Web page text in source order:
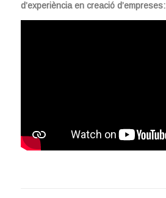
d’experiència en creació d’empreses: